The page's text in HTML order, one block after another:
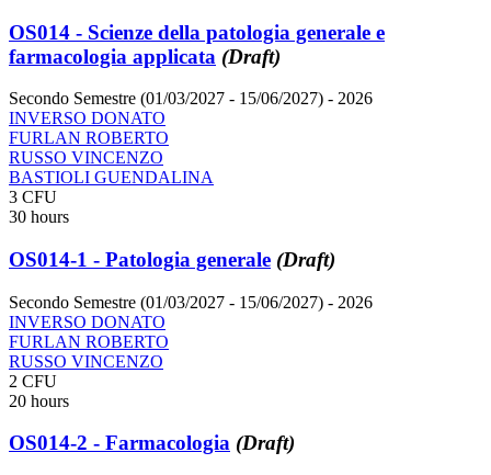
OS014 - Scienze della patologia generale e
farmacologia applicata (Draft)
Secondo Semestre (01/03/2027 - 15/06/2027) - 2026
INVERSO DONATO
FURLAN ROBERTO
RUSSO VINCENZO
BASTIOLI GUENDALINA
3 CFU
30 hours
OS014-1 - Patologia generale (Draft)
Secondo Semestre (01/03/2027 - 15/06/2027) - 2026
INVERSO DONATO
FURLAN ROBERTO
RUSSO VINCENZO
2 CFU
20 hours
OS014-2 - Farmacologia (Draft)